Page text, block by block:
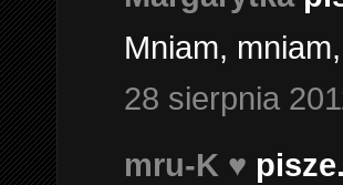
Mniam,
28 sierpnia
mru-K ♥